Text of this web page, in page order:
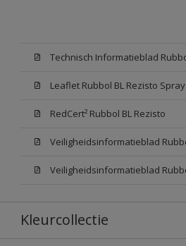
Leaflet Rubbol BL Rezisto Spray
RedCert² Rubbol BL Rezisto
Kleurcollectie